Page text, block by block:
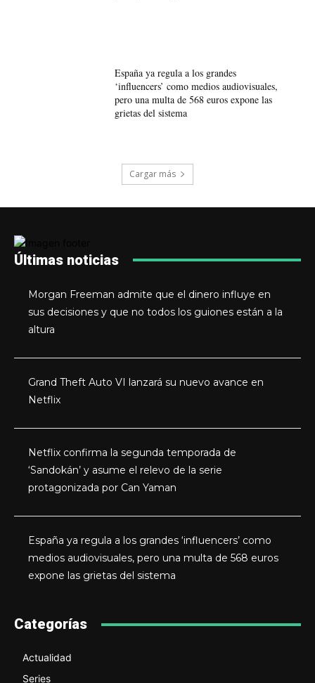
España ya regula a los grandes
‘influencers’ como medios audiovisuales,
pero una multa de 568 euros expone las
grietas del sistema
Cargar más
Últimas noticias
Morgan Freeman admite que el dinero influye en
sus decisiones y que no todos los guiones están a la
altura
Grand Theft Auto VI lanzará su nuevo avance en
Netflix
Netflix confirma la segunda temporada de
‘Sandokán’ y asume el relevo de la serie
protagonizada por Can Yaman
España ya regula a los grandes ‘influencers’ como
medios audiovisuales, pero una multa de 568 euros
expone las grietas del sistema
Categorías
Actualidad
Series